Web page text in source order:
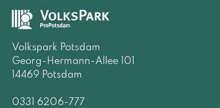
Volkspark Potsdam
Georg-Hermann-Allee 101
14469 Potsdam
0331 6206-777